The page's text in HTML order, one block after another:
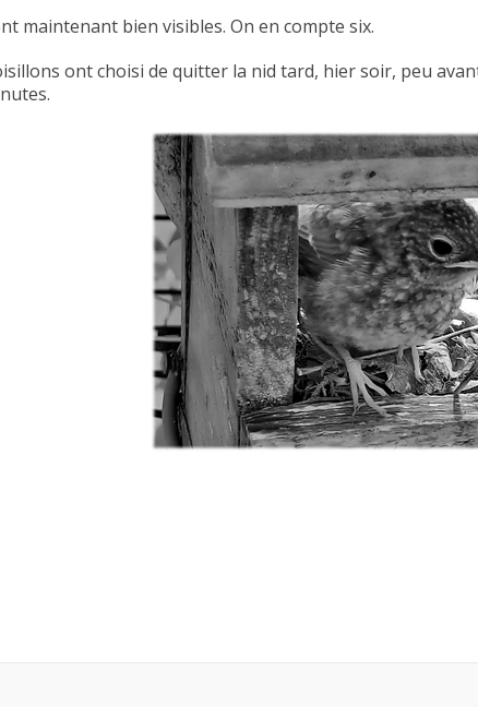
maintenant bien visibles. On en compte six.
ont choisi de quitter la nid tard, hier soir, peu